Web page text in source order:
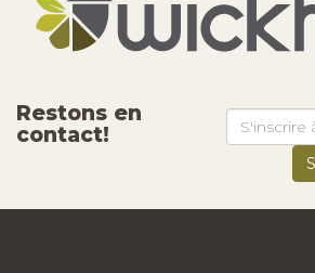
Restons en
contact!